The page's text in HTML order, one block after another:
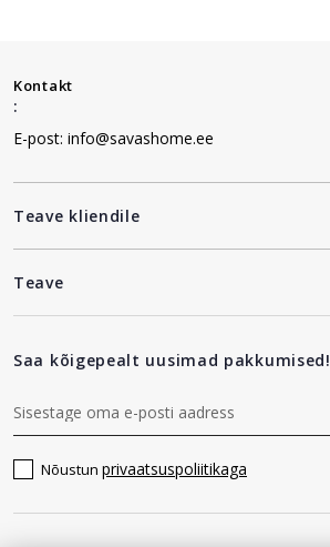
Kontakt
:
E-post: info@savashome.ee
Teave kliendile
Teave
Saa kõigepealt uusimad pakkumised!
Nõustun privaatsuspoliitikaga